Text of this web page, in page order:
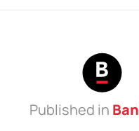
Published in